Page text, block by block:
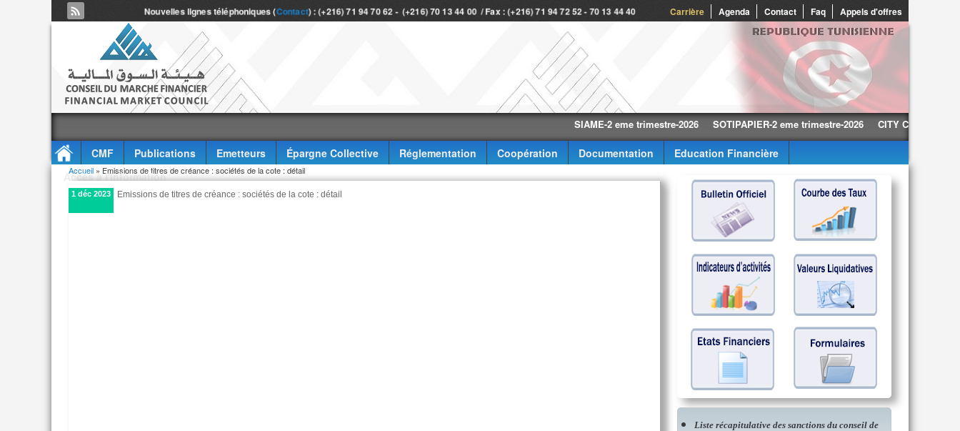
Carrière Agenda Contact Faq Appels d'offres
Nouvelles lignes téléphoniques (Contact) : (+216) 71 94 70 62 - (+216) 70 13 44 00 / Fax : (+216) 71 94 72 52 - 70 13 44 40
SIAME-2 eme trimestre-2026 SOTIPAPIER-2 eme trimestre-2026 CITY CARS-2 eme
CMF Publications Emetteurs Épargne Collective Réglementation Coopération Documentation
Education Financière
Accès à l'information
Vous êtes ici
Accueil » Emissions de titres de créance : sociétés de la cote : détail
1 déc 2023 Emissions de titres de créance : sociétés de la cote : détail
Liste récapitulative des sanctions du conseil de